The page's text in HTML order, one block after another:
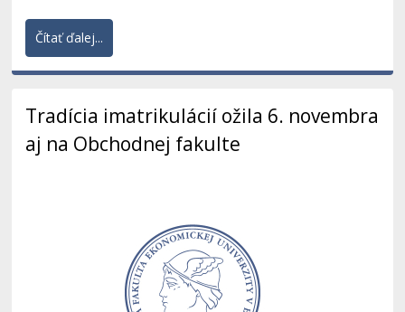
Čítať ďalej...
Tradícia imatrikulácií ožila 6. novembra
aj na Obchodnej fakulte